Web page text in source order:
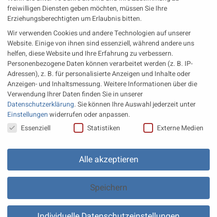
Wärme aus der Tiefe MTU heizt künftig mit Geothermie
MAN Engines bringt D3872 für die Stromversorgung im
Marinebereich
Eine neue Generation von Perkins Marinemotoren startet den
operativen Testbetrieb
Rechtliches
Impressum
Datenschutz
Datenschutz Einstellungen
freiwilligen Diensten geben möchten, müssen Sie Ihre
Erziehungsberechtigten um Erlaubnis bitten.
Wir verwenden Cookies und andere Technologien auf unserer
Website. Einige von ihnen sind essenziell, während andere uns
helfen, diese Website und Ihre Erfahrung zu verbessern.
Personenbezogene Daten können verarbeitet werden (z. B. IP-
Adressen), z. B. für personalisierte Anzeigen und Inhalte oder
Anzeigen- und Inhaltsmessung.Weitere Informationen über die
Verwendung Ihrer Daten finden Sie in unserer
Datenschutzerklärung.Sie können Ihre Auswahl jederzeit unter
Einstellungenwiderrufen oder anpassen.
Datenschutzeinstellungen
Essenziell Statistiken Externe Medien
Alle akzeptieren
Speichern